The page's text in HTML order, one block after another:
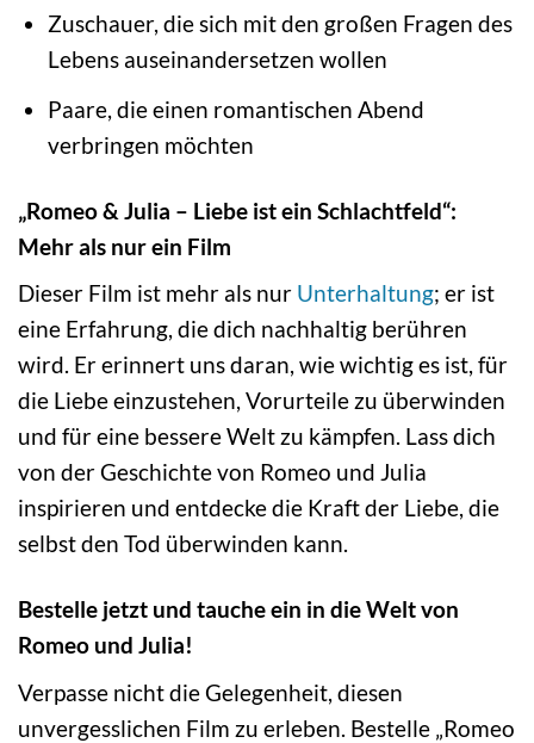
Zuschauer, die sich mit den großen Fragen des
Lebens auseinandersetzen wollen
Paare, die einen romantischen Abend
verbringen möchten
„Romeo & Julia – Liebe ist ein Schlachtfeld“:
Mehr als nur ein Film
Dieser Film ist mehr als nur Unterhaltung; er ist
eine Erfahrung, die dich nachhaltig berühren
wird. Er erinnert uns daran, wie wichtig es ist, für
die Liebe einzustehen, Vorurteile zu überwinden
und für eine bessere Welt zu kämpfen. Lass dich
von der Geschichte von Romeo und Julia
inspirieren und entdecke die Kraft der Liebe, die
selbst den Tod überwinden kann.
Bestelle jetzt und tauche ein in die Welt von
Romeo und Julia!
Verpasse nicht die Gelegenheit, diesen
unvergesslichen Film zu erleben. Bestelle „Romeo